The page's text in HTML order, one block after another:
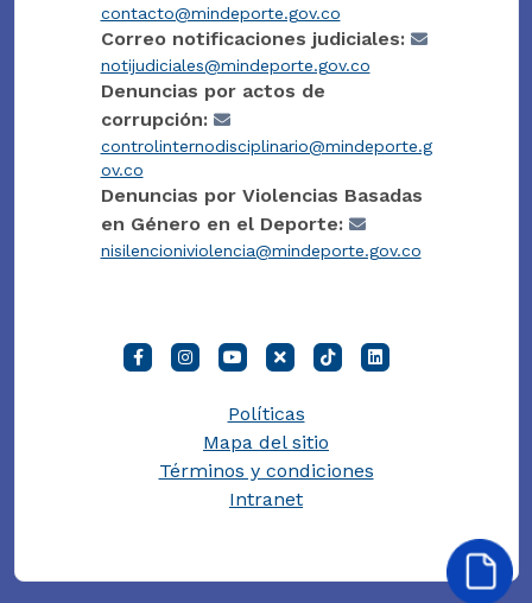
contacto@mindeporte.gov.co
Correo notificaciones judiciales:
notijudiciales@mindeporte.gov.co
Denuncias por actos de
corrupción:
controlinternodisciplinario@mindeporte.g
ov.co
Denuncias por Violencias Basadas
en Género en el Deporte:
nisilencioniviolencia@mindeporte.gov.co
Políticas
Mapa del sitio
Términos y condiciones
Intranet